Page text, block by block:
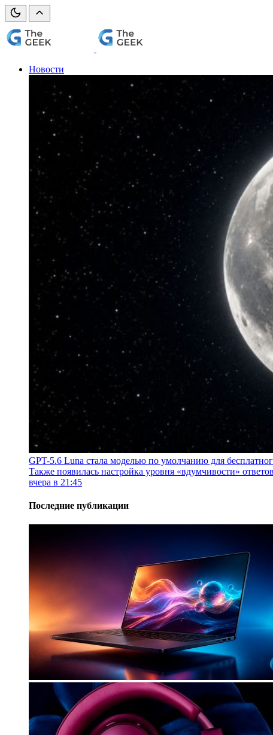
Новости
GPT-5.6 Luna стала моделью по умолчанию для
Также появилась настройка уровня «вдумчивости»
вчера в 21:45
Последние публикации